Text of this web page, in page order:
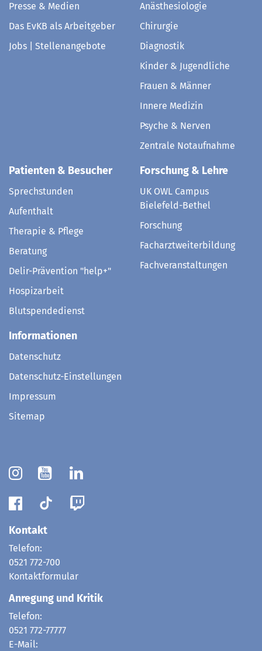
Presse & Medien
Das EvKB als Arbeitgeber
Jobs | Stellenangebote
Anästhesiologie
Chirurgie
Diagnostik
Kinder & Jugendliche
Frauen & Männer
Innere Medizin
Psyche & Nerven
Zentrale Notaufnahme
Patienten & Besucher
Sprechstunden
Aufenthalt
Therapie & Pflege
Beratung
Delir-Prävention "help+"
Hospizarbeit
Blutspendedienst
Forschung & Lehre
UK OWL Campus
Bielefeld-Bethel
Forschung
Facharztweiterbildung
Fachveranstaltungen
Informationen
Datenschutz
Datenschutz-Einstellungen
Impressum
Sitemap
Kontakt
Telefon:
0521 772-700
Kontaktformular
Anregung und Kritik
Telefon:
0521 772-77777
E-Mail: